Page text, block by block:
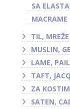
SA
MACRAME
TIL, MREŽE
MUSLIN,
LAME,
TAFT,
ZA
SATEN,